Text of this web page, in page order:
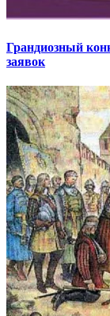
Грандиозный
заявок